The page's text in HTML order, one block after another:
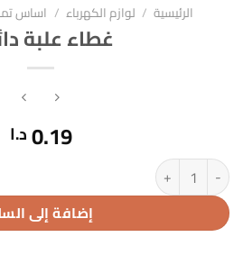
الرئيسية / لوازم الكهرباء / اساس
غطاء علبة
0.19د.ا
كمية غطاء علبة دائرية
إضافة إلى